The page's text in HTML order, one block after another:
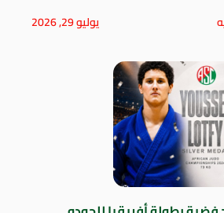
يوليو 29, 2026